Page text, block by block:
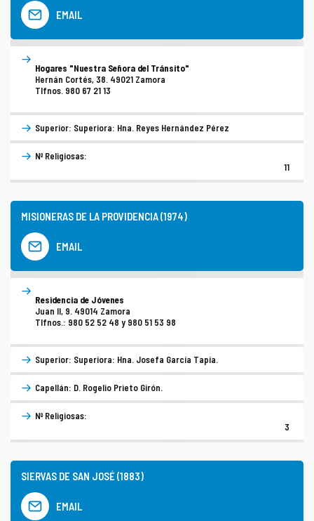
EMAIL
Hogares "Nuestra Señora del Tránsito"
Hernán Cortés, 38. 49021 Zamora
Tlfnos. 980 67 21 13
Superior: Superiora: Hna. Reyes Hernández Pérez
Nº Religiosas:
11
MISIONERAS DE LA PROVIDENCIA (1974)
EMAIL
Residencia de Jóvenes
Juan II, 9. 49014 Zamora
Tlfnos.: 980 52 52 48 y 980 51 53 98
Superior: Superiora: Hna. Josefa García Tapia.
Capellán: D. Rogelio Prieto Girón.
Nº Religiosas:
3
SIERVAS DE SAN JOSÉ (1883)
EMAIL